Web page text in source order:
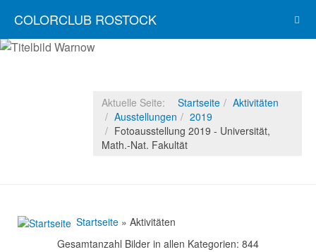
COLORCLUB ROSTOCK
Aktuelle Seite: Startseite
Aktivitäten
Ausstellungen
2019
Fotoausstellung 2019 - Universität,
Math.-Nat. Fakultät
Startseite » Aktivitäten
Gesamtanzahl Bilder in allen Kategorien: 844